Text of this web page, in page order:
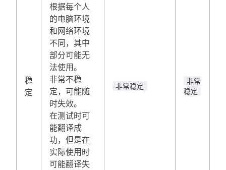
稳
定
根据每个人
的电脑环境
和网络环境
不同，其中
部分可能无
法使用。
非常不稳
定，可能随
时失效。
在测试时可
能翻译成
功，但是在
实际使用时
可能翻译失
非常稳定
非常
稳定